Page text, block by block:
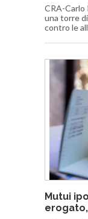
CRA-Carlo
una torre
contro le
Mutui